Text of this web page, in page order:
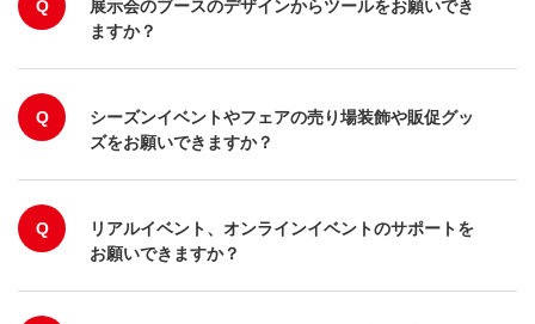
Q
展示会のブースのデザインからツールをお願いでき
ますか？
Q
シーズンイベントやフェアの売り場装飾や販促グッ
ズをお願いできますか？
Q
リアルイベント、オンラインイベントのサポートを
お願いできますか？